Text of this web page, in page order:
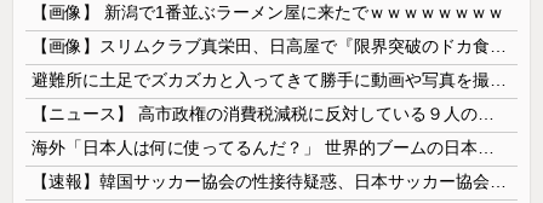
【画像】 新潟で1番並ぶラーメン屋に来たでｗｗｗｗｗｗｗｗ